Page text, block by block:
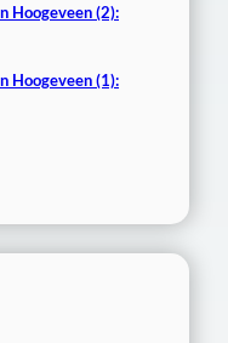
Hoogeveen (2):
Hoogeveen (1):